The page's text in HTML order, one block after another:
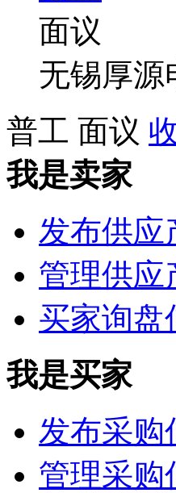
面议
无锡厚源
普工 面议
我是卖家
发布供应
管理供应
买家询盘
我是买家
发布采购
管理采购